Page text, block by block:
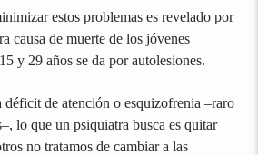
estos problemas es revelado por
causa de muerte de los jóvenes
y 29 años se da por autolesiones.
déficit de atención o esquizofrenia –raro
lo que un psiquiatra busca es quitar
no tratamos de cambiar a las